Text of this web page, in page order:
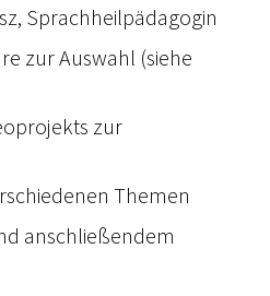
Sprachheilpädagogin
zur Auswahl (siehe
zur
Themen
anschließendem